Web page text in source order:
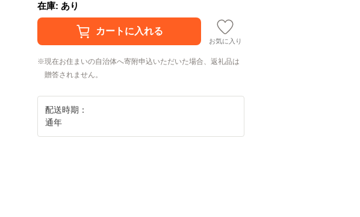
在庫: あり
お気に入り
現在お住まいの自治体へ寄附申込いただいた場合、返礼品は
贈答されません。
配送時期：
通年